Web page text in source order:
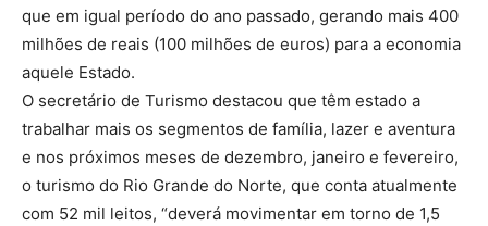
que em igual período do ano passado, gerando mais 400
milhões de reais (100 milhões de euros) para a economia
aquele Estado.
O secretário de Turismo destacou que têm estado a
trabalhar mais os segmentos de família, lazer e aventura
e nos próximos meses de dezembro, janeiro e fevereiro,
o turismo do Rio Grande do Norte, que conta atualmente
com 52 mil leitos, “deverá movimentar em torno de 1,5